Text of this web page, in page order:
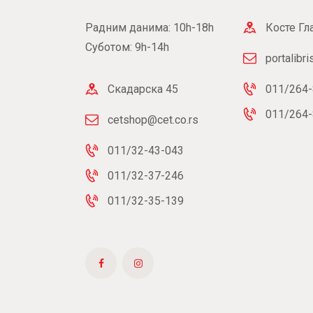
Радним данима: 10h-18h
Суботом: 9h-14h
Скадарска 45
cetshop@cet.co.rs
011/32-43-043
011/32-37-246
011/32-35-139
Косте
011/
011/